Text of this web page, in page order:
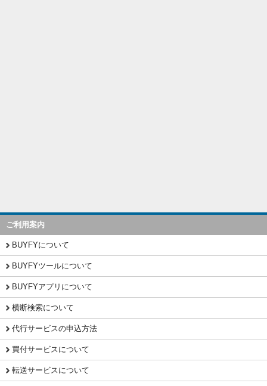
ご利用案内
BUYFYについて
BUYFYツールについて
BUYFYアプリについて
横断検索について
代行サービスの申込方法
買付サービスについて
転送サービスについて